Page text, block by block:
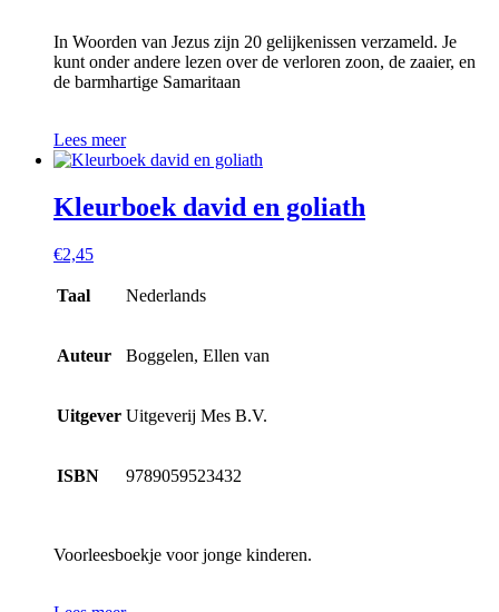
In Woorden van Jezus zijn 20 gelijkenissen verzameld. Je
kunt onder andere lezen over de verloren zoon, de zaaier, en
de barmhartige Samaritaan
Lees meer
Kleurboek david en goliath
€2,45
Taal Nederlands
Auteur Boggelen, Ellen van
Uitgever Uitgeverij Mes B.V.
ISBN 9789059523432
Voorleesboekje voor jonge kinderen.